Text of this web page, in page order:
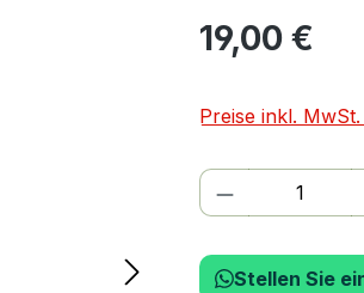
19,00 €
Preise inkl.
Produkt
Stellen Sie